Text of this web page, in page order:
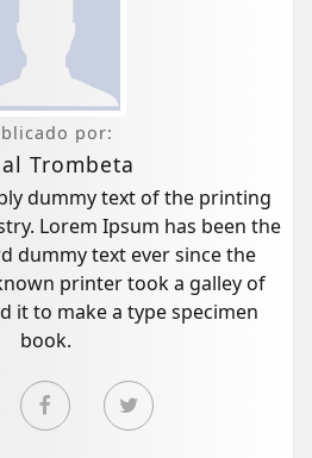
por:
Trombeta
dummy text of the printing
Lorem Ipsum has been the
dummy text ever since the
printer took a galley of
it to make a type specimen
book.